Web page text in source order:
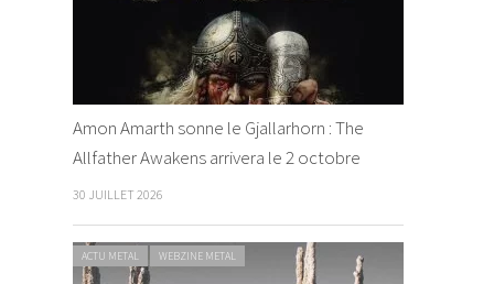
Amon Amarth sonne le Gjallarhorn : The
Allfather Awakens arrivera le 2 octobre
30 JUILLET 2026
ACTU METAL WEBZINE METAL